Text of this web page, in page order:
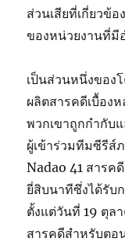
ส่วนเสียที่เกี่ยวข้
ของหน่วยงานที่มี
เป็นส่วนหนึ่งของ
ผลิตสารคดีเบื้อง
พวกเขาถูกกำกับ
ผู้เข้าร่วมทีมซีรีส์
Nadao 41 สารค
ยี่สิบนาทีซึ่งได้รับ
ตั้งแต่วันที่ 19 ตุล
สารคดีสำหรับต